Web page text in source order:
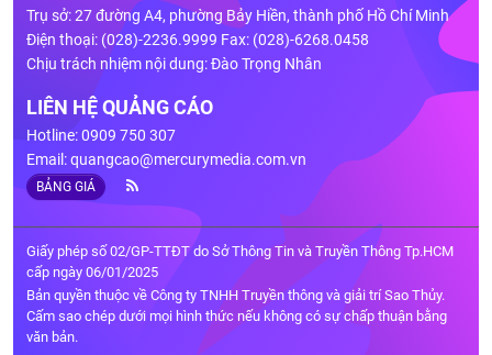
Trụ sở: 27 đường A4, phường Bảy Hiền, thành phố Hồ Chí Minh
Điện thoại: (028)-2236.9999 Fax: (028)-6268.0458
Chịu trách nhiệm nội dung: Đào Trọng Nhân
LIÊN HỆ QUẢNG CÁO
Hotline: 0909 750 307
Email:quangcao@mercurymedia.com.vn
BẢNG GIÁ
Giấy phép số 02/GP-TTĐT do Sở Thông Tin và Truyền Thông Tp.HCM
cấp ngày 06/01/2025
Bản quyền thuộc về Công ty TNHH Truyền thông và giải trí Sao Thủy.
Cấm sao chép dưới mọi hình thức nếu không có sự chấp thuận bằng
văn bản.